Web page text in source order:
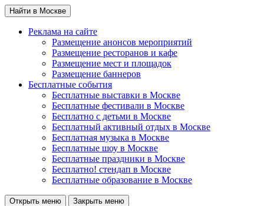
Найти в Москве
Реклама на сайте
Размещение анонсов мероприятий
Размещение ресторанов и кафе
Размещение мест и площадок
Размещение баннеров
Бесплатные события
Бесплатные выставки в Москве
Бесплатные фестивали в Москве
Бесплатно с детьми в Москве
Бесплатный активный отдых в Москве
Бесплатная музыка в Москве
Бесплатные шоу в Москве
Бесплатные праздники в Москве
Бесплатно! стендап в Москве
Бесплатные образование в Москве
Открыть меню Закрыть меню